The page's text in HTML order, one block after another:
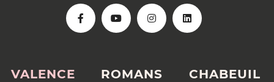
VALENCE ROMANS CHABEUIL